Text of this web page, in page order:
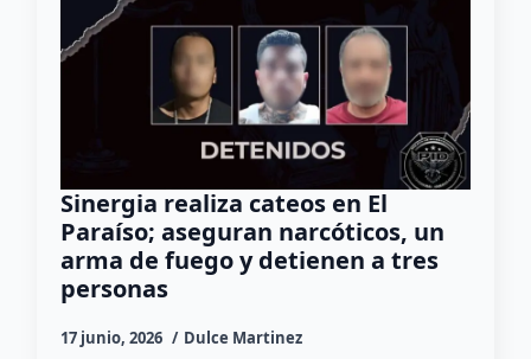
Sinergia realiza cateos en El
Paraíso; aseguran narcóticos, un
arma de fuego y detienen a tres
personas
17 junio, 2026 Dulce Martinez